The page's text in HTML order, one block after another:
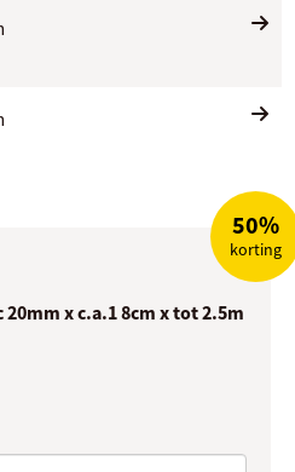
50%
korting
x c.a.1 8cm x tot 2.5m